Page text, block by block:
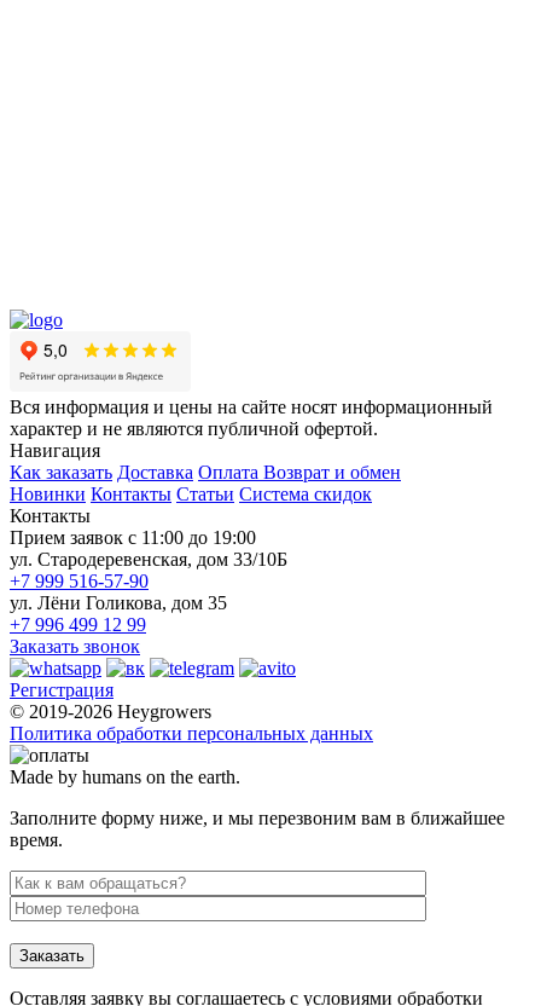
Вся информация и цены на сайте носят информационный
характер и не являются публичной офертой.
Навигация
Как заказать Доставка Оплата Возврат и обмен
Новинки Контакты Статьи Система скидок
Контакты
Прием заявок с 11:00 до 19:00
ул. Стародеревенская, дом 33/10Б
+7 999 516-57-90
ул. Лёни Голикова, дом 35
+7 996 499 12 99
Заказать звонок
Регистрация
© 2019-2026 Heygrowers
Политика обработки персональных данных
Made by humans on the earth.
Заполните форму ниже, и мы перезвоним вам в ближайшее
время.
Заказать
Оставляя заявку вы соглашаетесь с условиями обработки